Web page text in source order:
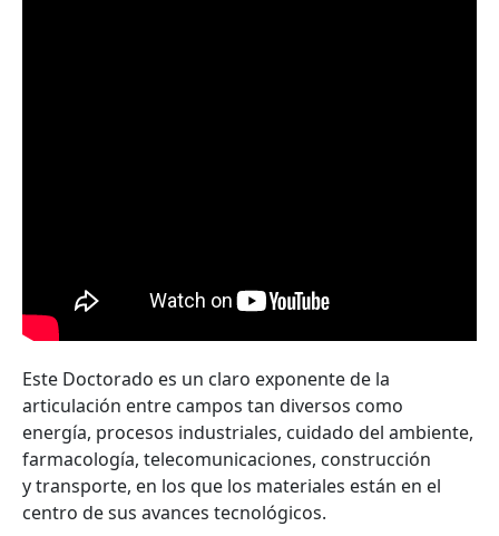
Este Doctorado es un claro exponente de la
articulación entre campos tan diversos como
energía, procesos industriales, cuidado del ambiente,
farmacología, telecomunicaciones, construcción
y transporte, en los que los materiales están en el
centro de sus avances tecnológicos.